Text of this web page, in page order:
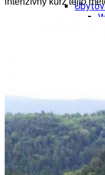
Tipy